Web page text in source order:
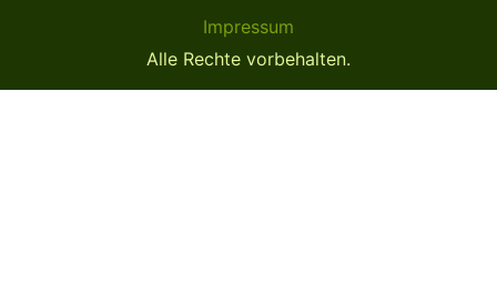
Impressum
Alle Rechte vorbehalten.